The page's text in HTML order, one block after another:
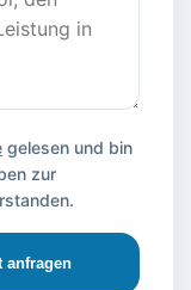
gelesen und bin
zur
anfragen